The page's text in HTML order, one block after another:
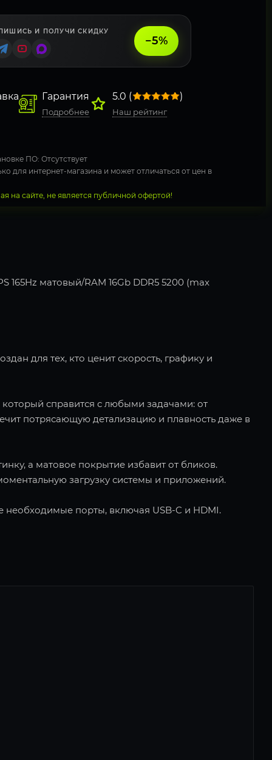
И ПОЛУЧИ СКИДКУ
−5%
Гарантия
Подробнее
5.0 ( )
Наш рейтинг
ПО: Отсутствует
для интернет-магазина и может отличаться от цен в
на сайте, не является публичной офертой!
165Hz матовый/RAM 16Gb DDR5 5200 (max
для тех, кто ценит скорость, графику и
справится с любыми задачами: от
потрясающую детализацию и плавность даже в
а матовое покрытие избавит от бликов.
загрузку системы и приложений.
необходимые порты, включая USB-C и HDMI.